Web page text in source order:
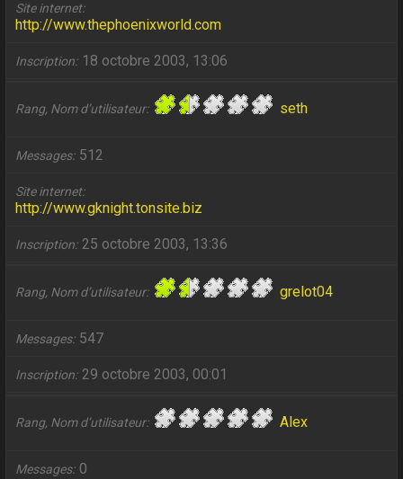
Site internet
http://www.thephoenixworld.com
Inscription 18 octobre 2003, 13:06
Rang, Nom d’utilisateur seth
Messages 512
Site internet
http://www.gknight.tonsite.biz
Inscription 25 octobre 2003, 13:36
Rang, Nom d’utilisateur grelot04
Messages 547
Inscription 29 octobre 2003, 00:01
Rang, Nom d’utilisateur Alex
Messages 0